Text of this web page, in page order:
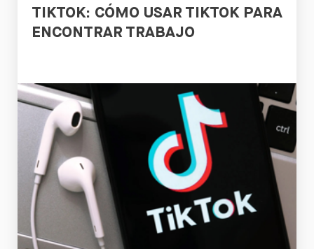
TIKTOK: CÓMO USAR TIKTOK PARA
ENCONTRAR TRABAJO